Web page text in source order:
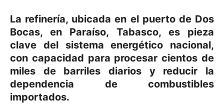
La refinería, ubicada en el puerto de Dos
Bocas, en Paraíso, Tabasco, es pieza
clave del sistema energético nacional,
con capacidad para procesar cientos de
miles de barriles diarios y reducir la
dependencia de combustibles
importados.